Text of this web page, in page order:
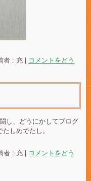
者 : 充
コメントをどう
し、どうにかしてブログ
しめでたし。
者 : 充
コメントをどう